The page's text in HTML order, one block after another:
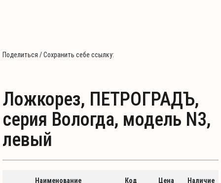
Поделиться / Сохранить себе ссылку:
Ложкорез, ПЕТРОГРАДЪ,
серия Вологда, модель N3,
левый
Наименование Код Цена Наличие